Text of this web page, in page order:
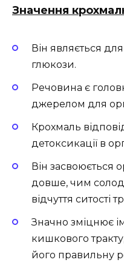
Значення
Він являється
глюкози.
Речовина є
джерелом для
Крохмаль
детоксикації в
Він засвоюється
довше, чим
відчуття ситості
Значно зміцнює
кишкового
його правильну